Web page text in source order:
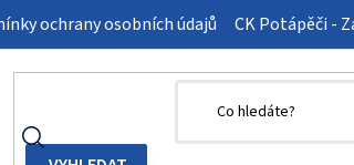
ochrany osobních údajů CK Potápěči -